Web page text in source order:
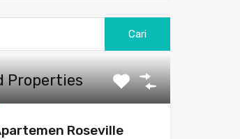
Properties
Roseville